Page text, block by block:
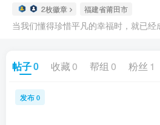
2枚徽章 福建省莆田市
当我们懂得珍惜平凡的幸福时，就已经
帖子0 收藏 0 帮组 0 粉丝 1
发布 0